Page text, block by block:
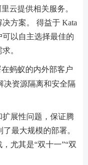
云提供相关服务。
方案。 得益于 Kata
以自主选择最佳的
。
蚂蚁的内外部客户
决资源隔离和安全隔
展性问题，保证腾
最大规模的部署。
尤其是“双十一”“双